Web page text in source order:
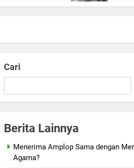
Cari
Berita Lainnya
Menerima Amplop Sama dengan
Agama?